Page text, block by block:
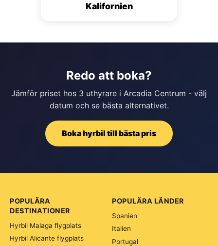
Kalifornien
Redo att boka?
Jämför priset hos 3 uthyrare i Arcadia Centrum - välj
datum och se bästa alternativet.
Boka hyrbil till bästa pris
POPULÄRA
DESTINATIONER
Hyrbil Malaga flygplats
Hyrbil Alicante flygplats
POPULÄRA LÄNDER
Spanien
Italien
Portugal